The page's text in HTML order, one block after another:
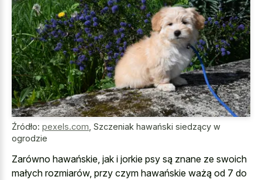
Źródło: pexels.com Szczeniak hawański siedzący w
ogrodzie
Zarówno hawańskie, jak i jorkie psy są znane ze swoich
małych rozmiarów, przy czym hawańskie ważą od 7 do